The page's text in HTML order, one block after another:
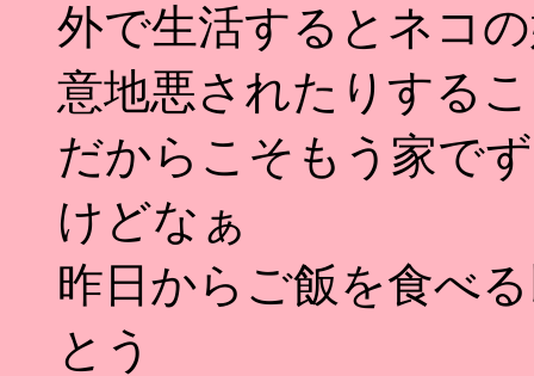
外で生活するとネコ
意地悪されたりする
だからこそもう家で
けどなぁ
昨日からご飯を食べ
とう